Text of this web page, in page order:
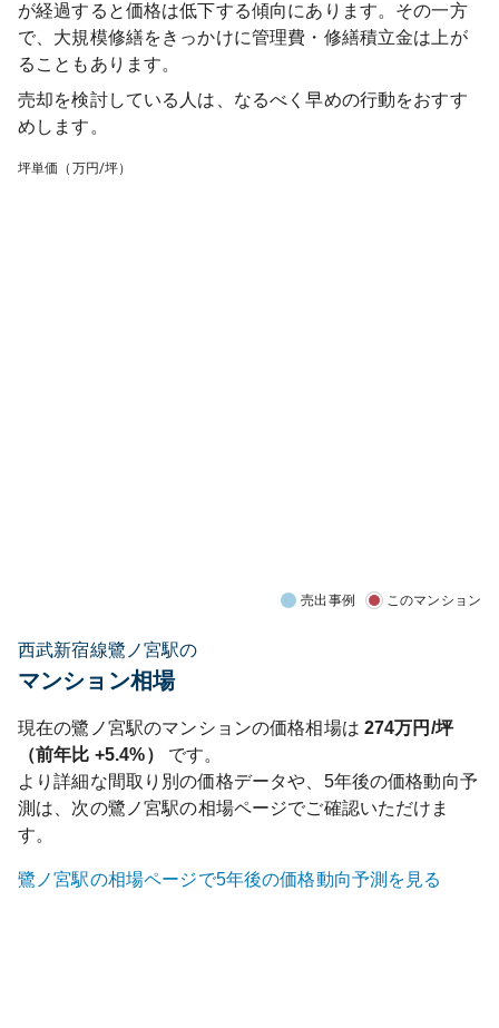
が経過すると価格は低下する傾向にあります。その一方
で、大規模修繕をきっかけに管理費・修繕積立金は上が
ることもあります。
売却を検討している人は、なるべく早めの行動をおすす
めします。
坪単価（万円/坪）
売出事例 このマンション
西武新宿線鷺ノ宮駅の
マンション相場
現在の鷺ノ宮駅のマンションの価格相場は 274万円/坪
（前年比 +5.4%）
です。
より詳細な間取り別の価格データや、5年後の価格動向予
測は、次の鷺ノ宮駅の相場ページでご確認いただけま
す。
鷺ノ宮駅の相場ページで5年後の価格動向予測を見る